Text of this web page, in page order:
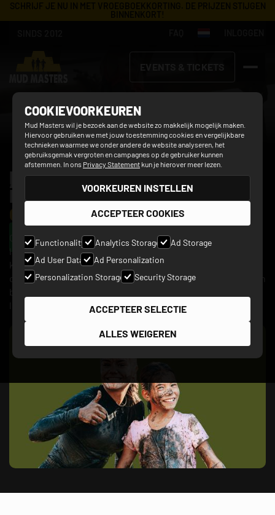
COOKIEVOORKEUREN
Mud Masters wil je bezoek aan de website zo makkelijk mogelijk maken.
Hiervoor gebruiken we met jouw toestemming cookies en vergelijkbare
technieken waarmee we onder andere de website analyseren, het
gebruiksgemak vergroten en campagnes op de gebruiker kunnen
afstemmen. In ons Privacy Statement kun je hierover meer lezen.
VOORKEUREN INSTELLEN
ACCEPTEER COOKIES
Functionality Analytics Storage
Ad Storage
Ad User Data
Ad Personalization
Personalization Storage
Security Storage
ACCEPTEER SELECTIE
ALLES WEIGEREN
AIRPORT WEEZE 2027
19 SEPTEMBER 2027
KOOP JE TICKET
MUD MASTERS FAMILY
EDITION: ONVERGETELIJKE
OBSTACLE RUNS
Op het modderige hindernisparcours van 3 of 5 kilometer
lang draait alles om teamwork, doorzettingsvermogen en
kapotgaan van het lachen. Samen met het hele gezin
overwin je de spectaculairste obstacles en finish je als een